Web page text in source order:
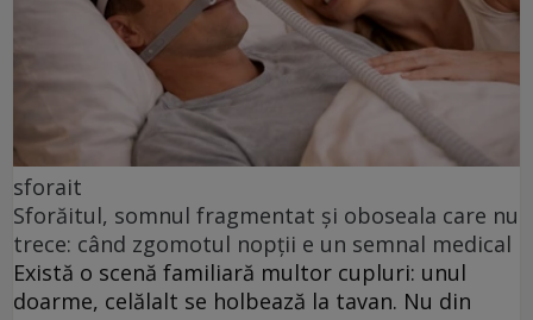
sforait
Sforăitul, somnul fragmentat și oboseala care nu
trece: când zgomotul nopții e un semnal medical
Există o scenă familiară multor cupluri: unul
doarme, celălalt se holbează la tavan. Nu din